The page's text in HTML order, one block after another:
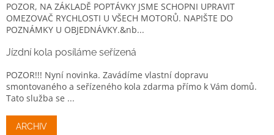
POZOR, NA ZÁKLADĚ POPTÁVKY JSME SCHOPNI UPRAVIT
OMEZOVAČ RYCHLOSTI U VŠECH MOTORŮ. NAPIŠTE DO
POZNÁMKY U OBJEDNÁVKY.&nb...
Jízdní kola posíláme seřízená
POZOR!!! Nyní novinka. Zavádíme vlastní dopravu
smontovaného a seřízeného kola zdarma přímo k Vám domů.
Tato služba se ...
ARCHIV